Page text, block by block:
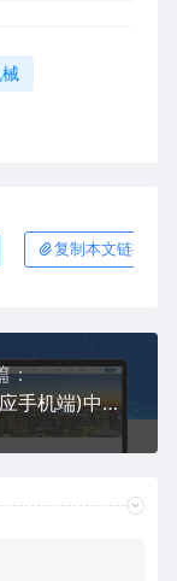
复制本文链接
：
(自适应手机端)中英双语电动葫芦pbootcms网站模板 起重设备网站源码下载